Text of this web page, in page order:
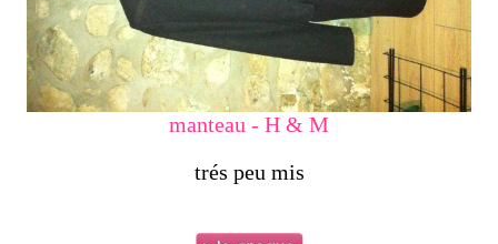
manteau - H & M
trés peu mis